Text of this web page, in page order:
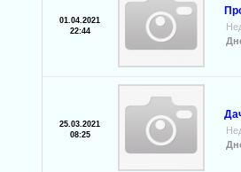
01.04.2021
22:44
25.03.2021
08:25